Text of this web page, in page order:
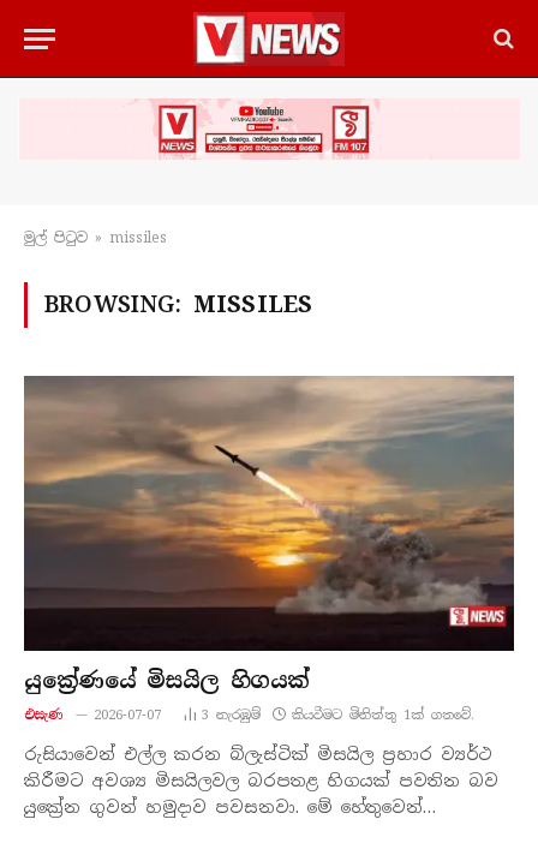
මුල් පිටු​ව » missiles
BROWSING: MISSILES
යුක්‍රේණයේ මිසයිල හිගයක්
එසැණ 2026-07-07 3 නැරඹු​ම් කියවීමට මිනිත්තු 1ක් ගතවේ.
රුසියාවෙන් එල්ල කරන බ්ලැස්ටික් මිසයිල ප්‍රහාර ව්‍යර්ථ
කිරීමට අවශ්‍ය මිසයිලවල බරපතළ හිගයක් පවතින බව
යුක්‍රේන ගුවන් හමුදාව පවසනවා. මේ හේතුවෙන්…